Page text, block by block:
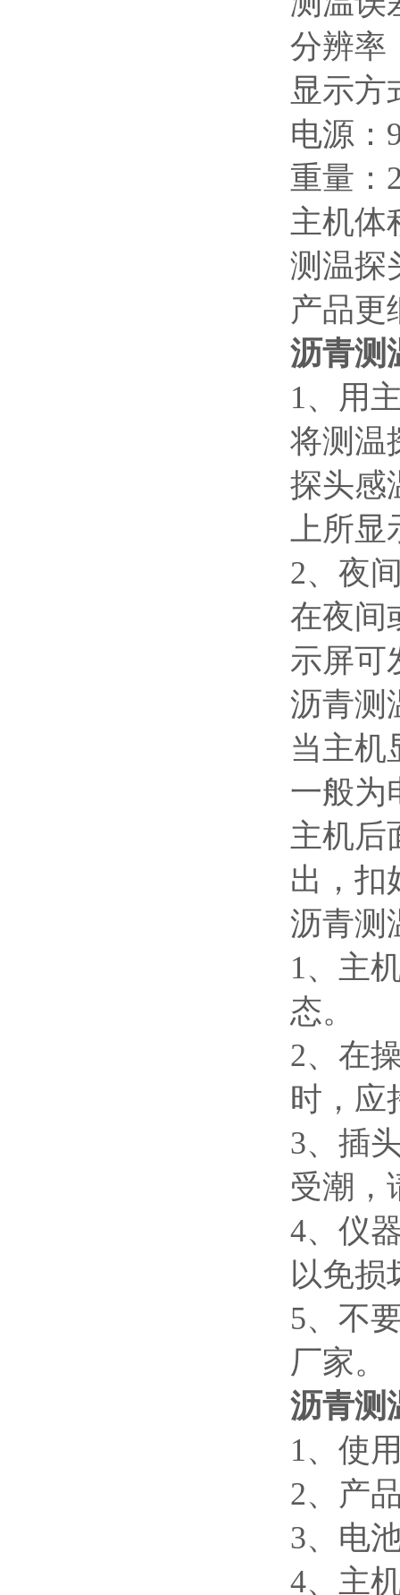
分辨率
显示方
电源：
重量：
主机体
测温探
产品更
沥青测
1、用
将测温
探头感
上所显
2、夜
在夜间
示屏可
沥青测
当主机
一般为
主机后
出，扣
沥青测
1、主
态。
2、在
时，应
3、插
受潮，
4、仪
以免损
5、不
厂家。
沥青测
1、使
2、产
3、电
4、主